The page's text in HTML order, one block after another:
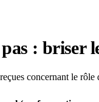
: briser
concernant le